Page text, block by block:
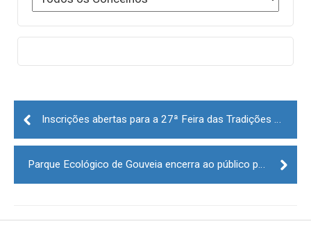
Post
navigation
Inscrições abertas para a 27ª Feira das Tradições e Atividades Económicas do Concelho de Pinhel
Parque Ecológico de Gouveia encerra ao público para obras de requalificação